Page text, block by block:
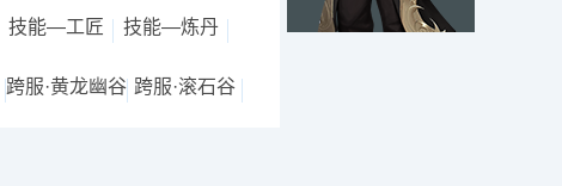
技能—工匠 技能—炼丹
跨服·黄龙幽谷 跨服·滚石谷